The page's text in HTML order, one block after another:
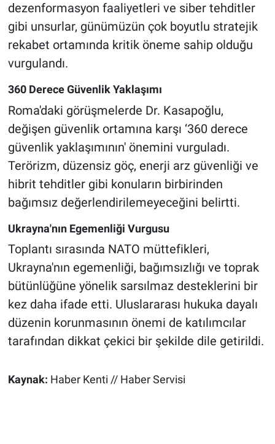
dezenformasyon faaliyetleri ve siber tehditler
gibi unsurlar, günümüzün çok boyutlu stratejik
rekabet ortamında kritik öneme sahip olduğu
vurgulandı.
360 Derece Güvenlik Yaklaşımı
Roma'daki görüşmelerde Dr. Kasapoğlu,
değişen güvenlik ortamına karşı ‘360 derece
güvenlik yaklaşımının' önemini vurguladı.
Terörizm, düzensiz göç, enerji arz güvenliği ve
hibrit tehditler gibi konuların birbirinden
bağımsız değerlendirilemeyeceğini belirtti.
Ukrayna'nın Egemenliği Vurgusu
Toplantı sırasında NATO müttefikleri,
Ukrayna'nın egemenliği, bağımsızlığı ve toprak
bütünlüğüne yönelik sarsılmaz desteklerini bir
kez daha ifade etti. Uluslararası hukuka dayalı
düzenin korunmasının önemi de katılımcılar
tarafından dikkat çekici bir şekilde dile getirildi.
Kaynak: Haber Kenti // Haber Servisi